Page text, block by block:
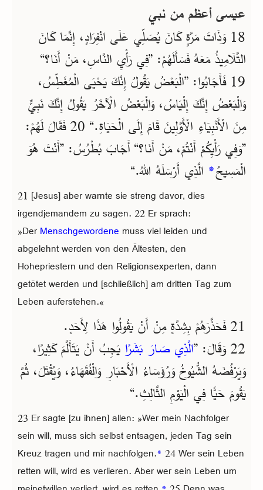
عيسى أعظم من نبي
18 وَذَاتَ مَرَّةٍ كَانَ يُصَلِّي عَلَى انْفِرَادٍ، إِنَّمَا كَانَ
التَّلَامِيذُ مَعَهُ فَسَأَلَهُمْ: ”فِي رَأْيِ النَّاسِ، مَنْ أَنَا؟“
19 فَأَجَابُوا: ”الْبَعْضُ يَقُولُ إِنَّكَ يَحْيَى الْمُغَطِّسُ،
وَالْبَعْضُ إِنَّكَ إِلْيَاسُ، وَالْبَعْضُ الْآخَرُ يَقُولُ إِنَّكَ نَبِيٌّ
مِنَ الْأَنْبِيَاءِ الْأَوَّلِينَ قَامَ إِلَى الْحَيَاةِ.“ 20 فَقَالَ لَهُمْ:
”وَفِي رَأْيِكُمْ أَنْتُمْ، مَنْ أَنَا؟“ أَجَابَ بُطْرُسُ: ”أَنْتَ هُوَ
الْمَسِيحُ* الَّذِي أَرْسَلَهُ اللهُ.“
21 [Jesus] aber warnte sie streng davor, dies
irgendjemandem zu sagen. 22 Er sprach:
»DerMenschgewordene muss viel leiden und
abgelehnt werden von den Ältesten, den
Hohepriestern und den Religionsexperten, dann
getötet werden und [schließlich] am dritten Tag zum
Leben auferstehen.«
21 فَحَذَّرَهُمْ بِشِدَّةٍ مِنْ أَنْ يَقُولُوا هَذَا لِأَحَدٍ.
22 وَقَالَ: ”
الَّذِي صَارَ بَشَرًايَجِبُ أَنْ يَتَأَلَّمَ كَثِيرًا،
وَيَرْفُضَهُ الشُّيُوخُ وَرُؤَسَاءُ الْأَحْبَارِ وَالْفُقَهَاءُ، وَيُقْتَلَ، ثُمَّ
يَقُومَ حَيًّا فِي الْيَوْمِ الثَّالِثِ.“
23 Er sagte [zu ihnen] allen: »Wer mein Nachfolger
sein will, muss sich selbst entsagen, jeden Tag sein
Kreuz tragen und mir nachfolgen.* 24 Wer sein Leben
retten will, wird es verlieren. Aber wer sein Leben um